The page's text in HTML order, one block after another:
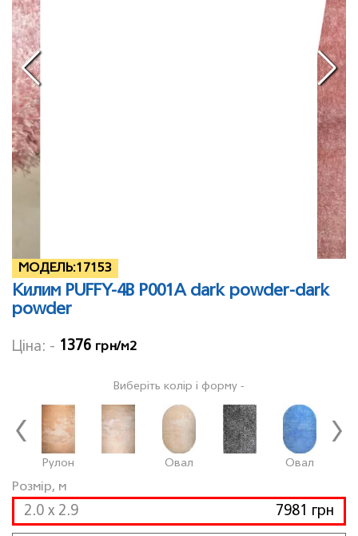
МОДЕЛЬ:17153
Килим PUFFY-4B P001A dark powder-dark
powder
Ціна: - 1376 грн/м2
Розмір, м
2.0 x 2.9 7981 грн
Виберіть колір і форму -
Рулон Овал Овал